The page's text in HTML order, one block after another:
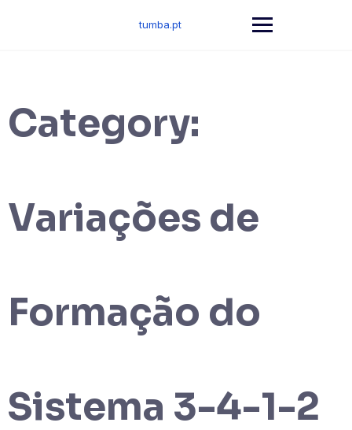
tumba.pt
Category:
Variações de
Formação do
Sistema 3-4-1-2